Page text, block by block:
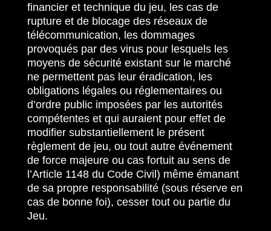
financier et technique du jeu, les cas de
rupture et de blocage des réseaux de
télécommunication, les dommages
provoqués par des virus pour lesquels les
moyens de sécurité existant sur le marché
ne permettent pas leur éradication, les
obligations légales ou réglementaires ou
d’ordre public imposées par les autorités
compétentes et qui auraient pour effet de
modifier substantiellement le présent
règlement de jeu, ou tout autre événement
de force majeure ou cas fortuit au sens de
l’Article 1148 du Code Civil) même émanant
de sa propre responsabilité (sous réserve en
cas de bonne foi), cesser tout ou partie du
Jeu.